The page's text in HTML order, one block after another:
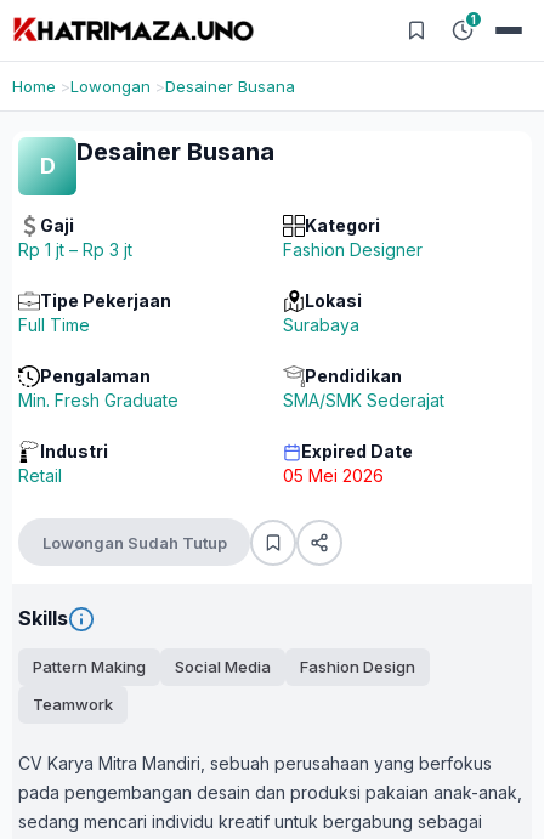
1
Home Lowongan Desainer Busana
D Desainer Busana
Gaji
Rp 1 jt – Rp 3 jt
Kategori
Fashion Designer
Tipe Pekerjaan
Full Time
Lokasi
Surabaya
Pengalaman
Min. Fresh Graduate
Pendidikan
SMA/SMK Sederajat
Industri
Retail
Expired Date
05 Mei 2026
Lowongan Sudah Tutup
Skills
Pattern Making Social Media
Fashion Design
Teamwork
CV Karya Mitra Mandiri, sebuah perusahaan yang berfokus
pada pengembangan desain dan produksi pakaian anak-anak,
sedang mencari individu kreatif untuk bergabung sebagai